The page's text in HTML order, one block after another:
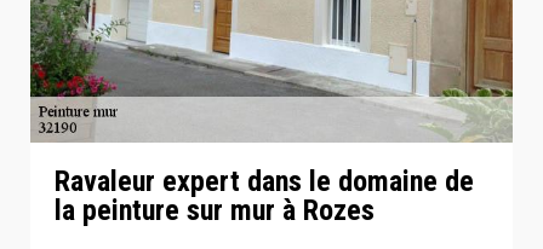
Ravaleur expert dans le domaine de
la peinture sur mur à Rozes